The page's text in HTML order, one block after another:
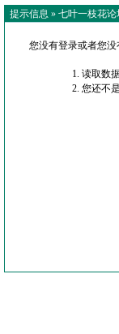
提示信息 » 七叶一枝花论
您没有登录或者您
读取数
您还不